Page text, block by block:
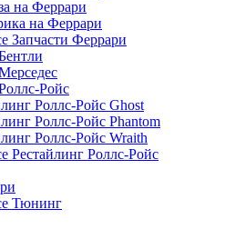
на Феррари
на Феррари
Запчасти Феррари
Ройс
Роллс-Ройс Ghost
Роллс-Ройс Phantom
Роллс-Ройс Wraith
Рестайлинг Роллс-Ройс
Тюнинг